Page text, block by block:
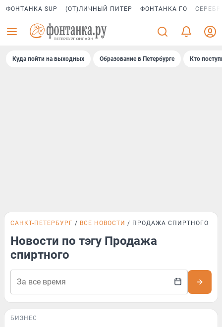
ФОНТАНКА SUP (ОТ)ЛИЧНЫЙ ПИТЕР ФОНТАНКА ГО
Куда пойти на выходных Образование в Петербурге Кто
САНКТ-ПЕТЕРБУРГ ВСЕ НОВОСТИ ПРОДАЖА СПИРТНОГО
Новости по тэгу Продажа
спиртного
БИЗНЕС